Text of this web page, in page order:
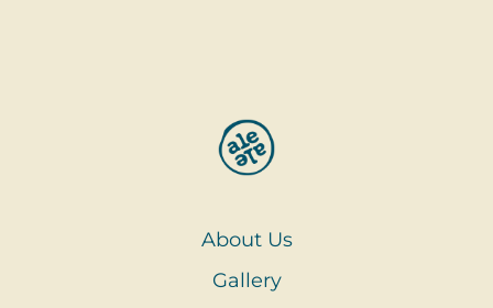
About Us
Gallery